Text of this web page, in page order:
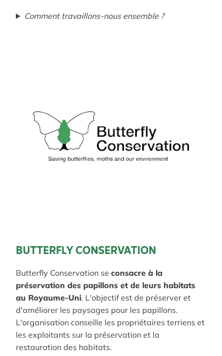
Comment travaillons-nous ensemble ?
BUTTERFLY CONSERVATION
Butterfly Conservation se consacre à la
préservation des papillons et de leurs habitats
au Royaume-Uni. L'objectif est de préserver et
d'améliorer les paysages pour les papillons.
L'organisation conseille les propriétaires terriens et
les exploitants sur la préservation et la
restauration des habitats.